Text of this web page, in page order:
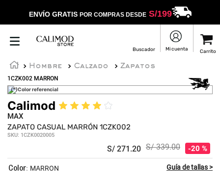
ENVÍO GRATIS POR COMPRAS DESDES/199
Hombre Calzado
Zapatos
1CZK002 MARRON
(*)Color referencial
Calimod ★ ★ ★ ★ ☆
MAX
ZAPATO CASUAL MARRÓN 1CZK002
SKU: 1CZK0020005
S/ 271 .20 S/ 339.00 20 %
: MARRON